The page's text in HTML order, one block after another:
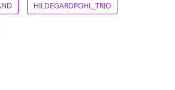
HILDEGARDPOHL_TRIO